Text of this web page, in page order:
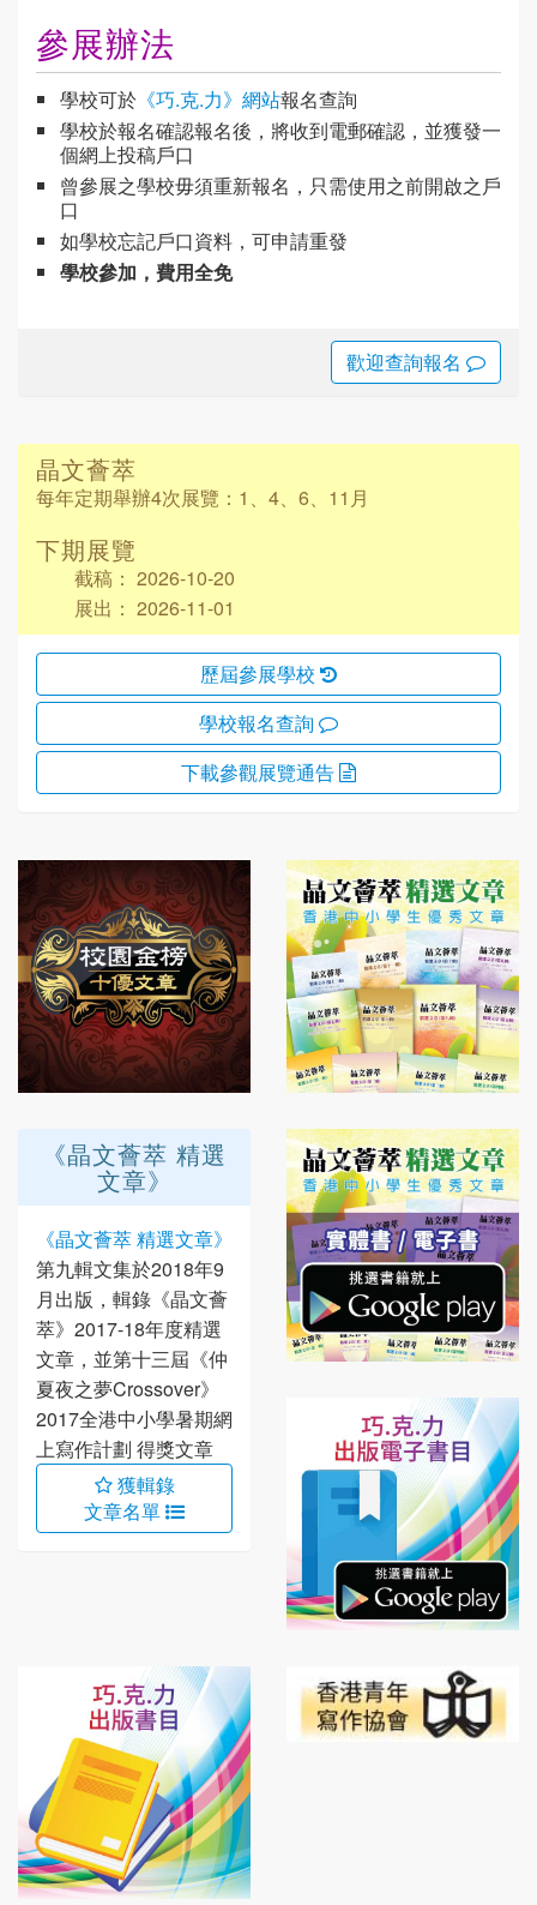
參展辦法
學校可於 《巧.克.力》網站報名查詢
學校於報名確認報名後，將收到電郵確認，並獲發一
個網上投稿戶口
曾參展之學校毋須重新報名，只需使用之前開啟之戶
口
如學校忘記戶口資料，可申請重發
學校參加，費用全免
歡迎查詢報名
晶文薈萃
每年定期舉辦4次展覽： 1、4、6、11月
下期展覽
截稿： 2026-10-20
展出： 2026-11-01
歷屆參展學校
學校報名查詢
下載參觀展覽通告
《晶文薈萃 精選
文章》
《晶文薈萃 精選文章》
第九輯文集於2018年9
月出版，輯錄《晶文薈
萃》2017-18年度精選
文章，並第十三屆《仲
夏夜之夢Crossover》
2017全港中小學暑期網
上寫作計劃 得獎文章
獲輯錄
文章名單